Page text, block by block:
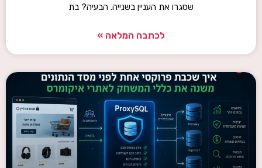
שסגרו את העניין בשנייה. הבעיה? בת
לכתבה המלאה »